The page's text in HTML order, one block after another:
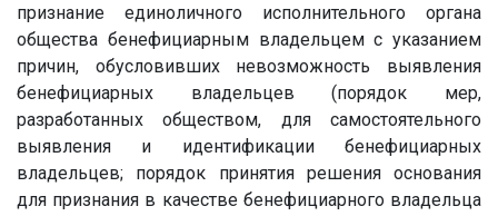
признание единоличного исполнительного органа
общества бенефициарным владельцем с указанием
причин, обусловивших невозможность выявления
бенефициарных владельцев (порядок мер,
разработанных обществом, для самостоятельного
выявления и идентификации бенефициарных
владельцев; порядок принятия решения основания
для признания в качестве бенефициарного владельца